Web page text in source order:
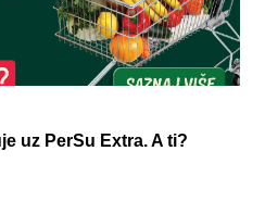
uz PerSu Extra. A ti?